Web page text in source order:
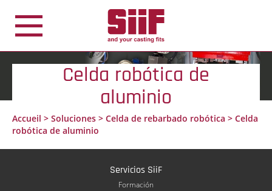
Celda robótica de
aluminio
Accueil > Soluciones > Celda de rebarbado robótica > Celda
robótica de aluminio
Servicios SiiF
Formación